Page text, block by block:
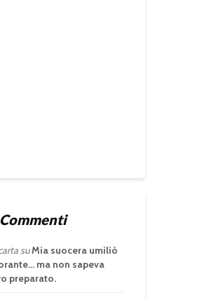
suMia suocera umiliò
ma non sapeva
preparato.